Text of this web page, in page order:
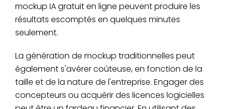
mockup IA gratuit en ligne peuvent produire les
résultats escomptés en quelques minutes
seulement.
La génération de mockup traditionnelles peut
également s'avérer coûteuse, en fonction de la
taille et de la nature de l'entreprise. Engager des
concepteurs ou acquérir des licences logicielles